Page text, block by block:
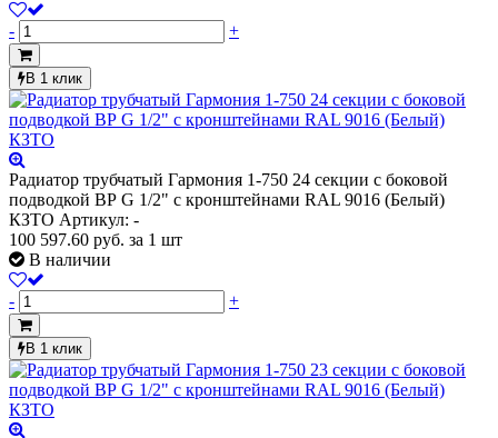
- +
В 1 клик
Радиатор трубчатый Гармония 1-750 24 секции с боковой
подводкой ВР G 1/2" с кронштейнами RAL 9016 (Белый)
КЗТО Артикул: -
100 597.60 руб. за 1 шт
В наличии
- +
В 1 клик